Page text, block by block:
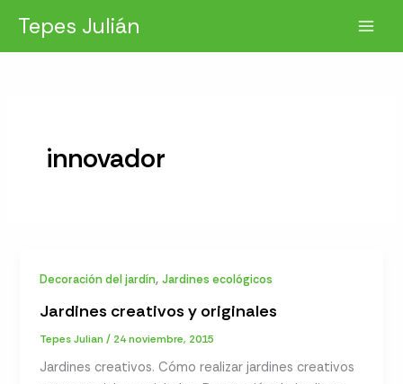
contenido
Tepes Julián
innovador
Decoración del jardín,Jardines ecológicos
Jardines creativos y originales
Tepes Julian/ 24 noviembre, 2015
Jardines creativos. Cómo realizar jardines creativos